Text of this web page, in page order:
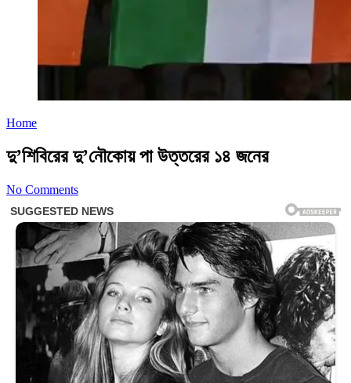
Home
দু’শিবিরের দু’নৌকোয় পা উত্তরের ১৪ জনের
No Comments